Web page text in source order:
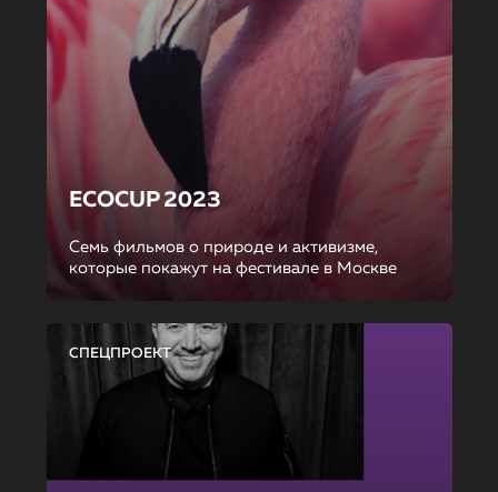
ECOCUP 2023
Семь фильмов о природе и активизме,
которые покажут на фестивале в Москве
СПЕЦПРОЕКТ